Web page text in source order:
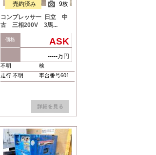
9枚
売約済み
コンプレッサー 日立 中
古 三相200V 3馬...
価格 ASK
-----万円
不明
検
走行 不明
車台番号601